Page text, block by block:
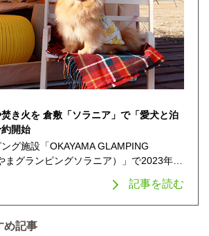
き火を 倉敷「ソラニア」で「愛犬と泊
開始
グ施設「OKAYAMA GLAMPING
まグランピングソラニア）」で2023年…
記事を読む
め記事